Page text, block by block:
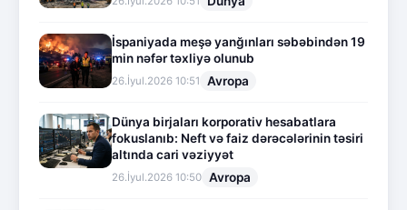
İspaniyada meşə yanğınları səbəbindən 19
min nəfər təxliyə olunub
26.İyul.2026 10:51 Avropa
Dünya birjaları korporativ hesabatlara
fokuslanıb: Neft və faiz dərəcələrinin təsiri
altında cari vəziyyət
26.İyul.2026 10:50 Avropa